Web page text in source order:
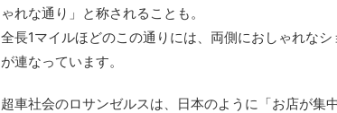
ゃれな通り」と称されることも。
全長1マイルほどのこの通りには、両側におしゃれな
が連なっています。
超車社会のロサンゼルスは、日本のように「お店が集